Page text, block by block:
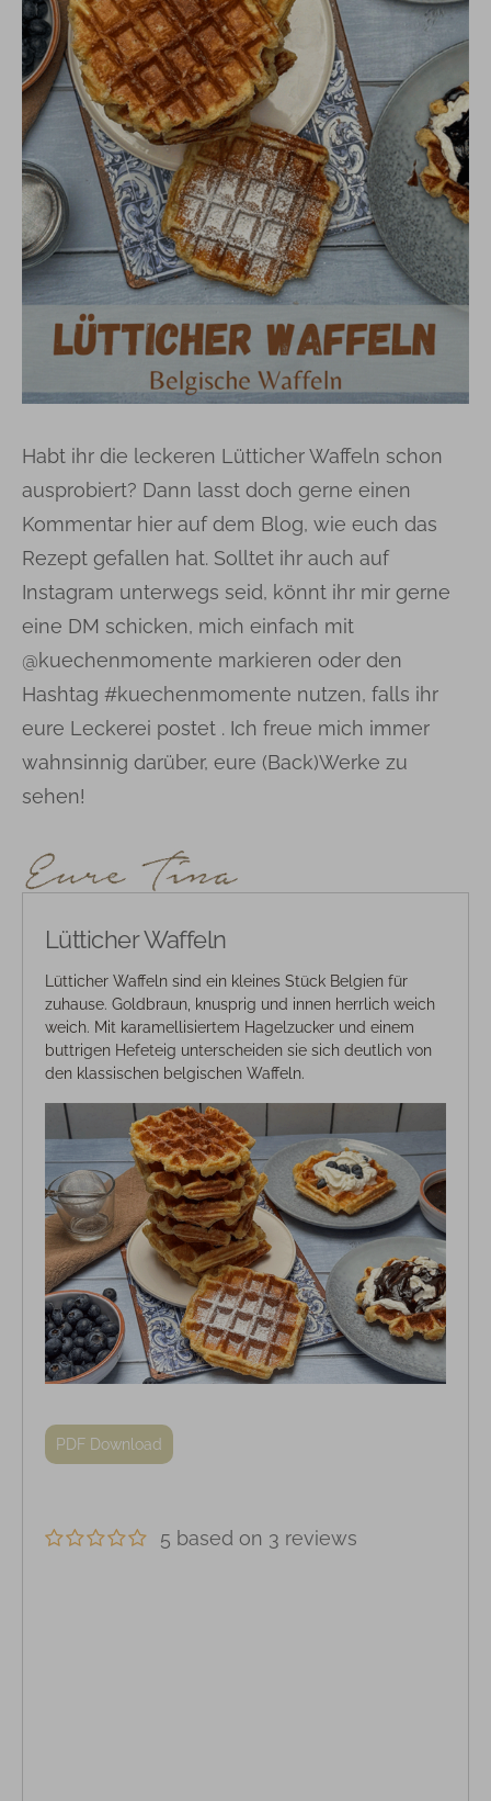
Habt ihr die leckeren Lütticher Waffeln schon
ausprobiert? Dann lasst doch gerne einen
Kommentar hier auf dem Blog, wie euch das
Rezept gefallen hat. Solltet ihr auch auf
Instagram unterwegs seid, könnt ihr mir gerne
eine DM schicken, mich einfach mit
@kuechenmomente markieren oder den
Hashtag #kuechenmomente nutzen, falls ihr
eure Leckerei postet . Ich freue mich immer
wahnsinnig darüber, eure (Back)Werke zu
sehen!
Lütticher Waffeln
Lütticher Waffeln sind ein kleines Stück Belgien für
zuhause. Goldbraun, knusprig und innen herrlich weich
weich. Mit karamellisiertem Hagelzucker und einem
buttrigen Hefeteig unterscheiden sie sich deutlich von
den klassischen belgischen Waffeln.
PDF Download
5 based on 3 reviews